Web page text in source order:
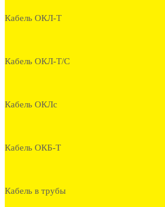
Кабель ОКЛ-Т
Кабель ОКЛ-Т/С
Кабель ОКЛс
Кабель ОКБ-Т
Кабель в трубы